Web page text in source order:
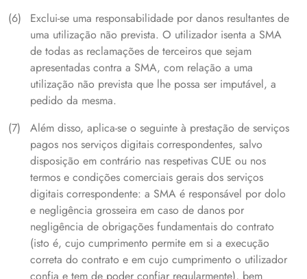
Exclui-se uma responsabilidade por danos resultantes de
uma utilização não prevista. O utilizador isenta a SMA
de todas as reclamações de terceiros que sejam
apresentadas contra a SMA, com relação a uma
utilização não prevista que lhe possa ser imputável, a
pedido da mesma.
Além disso, aplica-se o seguinte à prestação de serviços
pagos nos serviços digitais correspondentes, salvo
disposição em contrário nas respetivas CUE ou nos
termos e condições comerciais gerais dos serviços
digitais correspondente: a SMA é responsável por dolo
e negligência grosseira em caso de danos por
negligência de obrigações fundamentais do contrato
(isto é, cujo cumprimento permite em si a execução
correta do contrato e em cujo cumprimento o utilizador